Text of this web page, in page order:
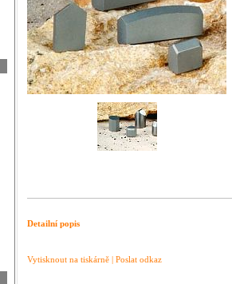
Detailní popis
Vytisknout na tiskárně | Poslat odkaz